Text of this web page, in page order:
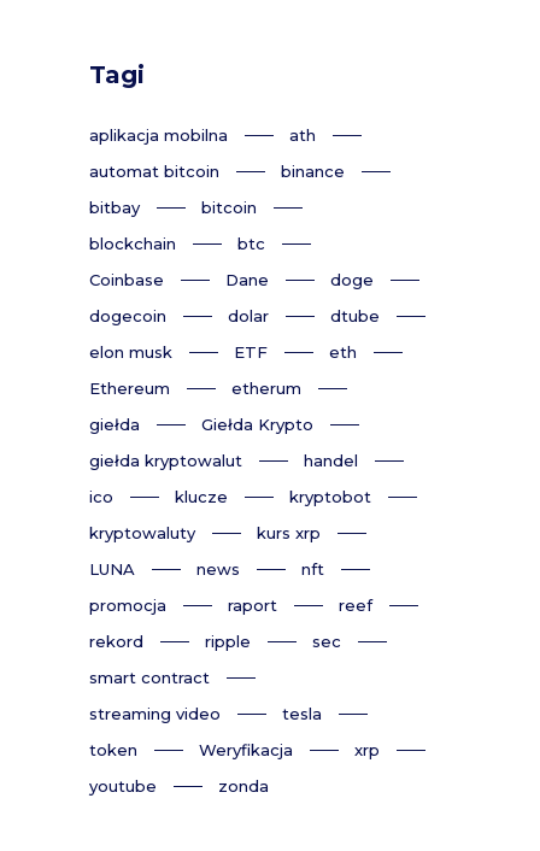
Tagi
aplikacja mobilna
ath
automat bitcoin
binance
bitbay
bitcoin
blockchain
btc
Coinbase
Dane
doge
dogecoin
dolar
dtube
elon musk
ETF
eth
Ethereum
etherum
giełda
Giełda Krypto
giełda kryptowalut
handel
ico
klucze
kryptobot
kryptowaluty
kurs xrp
LUNA
news
nft
promocja
raport
reef
rekord
ripple
sec
smart contract
streaming video
tesla
token
Weryfikacja
xrp
youtube
zonda